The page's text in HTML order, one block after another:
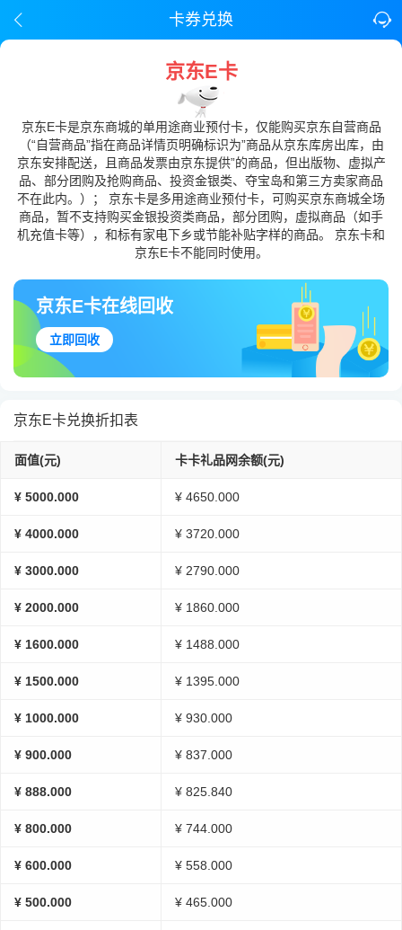
卡券兑换
京东E卡
京东E卡是京东商城的单用途商业预付卡，仅能购买京东自营商品
（“自营商品”指在商品详情页明确标识为”商品从京东库房出库，由
京东安排配送，且商品发票由京东提供”的商品，但出版物、虚拟产
品、部分团购及抢购商品、投资金银类、夺宝岛和第三方卖家商品
不在此内。）； 京东卡是多用途商业预付卡，可购买京东商城全场
商品，暂不支持购买金银投资类商品，部分团购，虚拟商品（如手
机充值卡等），和标有家电下乡或节能补贴字样的商品。 京东卡和
京东E卡不能同时使用。
京东E卡在线回收
立即回收
京东E卡兑换折扣表
面值(元) 卡卡礼品网余额(元)
¥ 5000.000 ¥ 4650.000
¥ 4000.000 ¥ 3720.000
¥ 3000.000 ¥ 2790.000
¥ 2000.000 ¥ 1860.000
¥ 1600.000 ¥ 1488.000
¥ 1500.000 ¥ 1395.000
¥ 1000.000 ¥ 930.000
¥ 900.000 ¥ 837.000
¥ 888.000 ¥ 825.840
¥ 800.000 ¥ 744.000
¥ 600.000 ¥ 558.000
¥ 500.000 ¥ 465.000